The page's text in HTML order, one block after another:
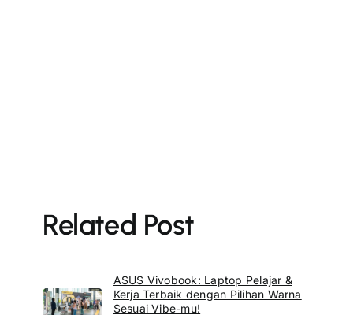
Related Post
ASUS Vivobook: Laptop Pelajar &
Kerja Terbaik dengan Pilihan Warna
Sesuai Vibe-mu!